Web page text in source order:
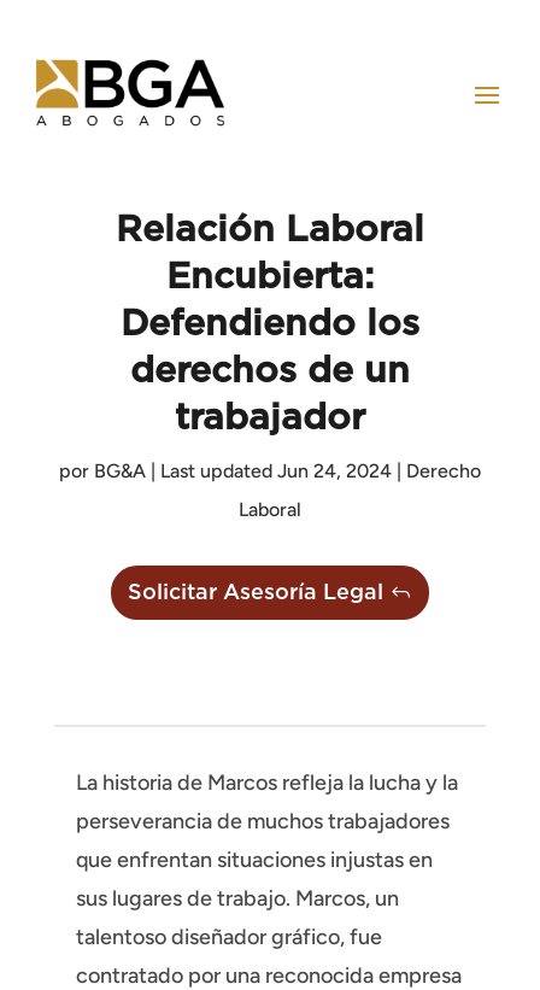
Relación Laboral
Encubierta:
Defendiendo los
derechos de un
trabajador
por BG&A| Last updated Jun 24, 2024| Derecho
Laboral
Solicitar Asesoría Legal
La historia de Marcos refleja la lucha y la
perseverancia de muchos trabajadores
que enfrentan situaciones injustas en
sus lugares de trabajo. Marcos, un
talentoso diseñador gráfico, fue
contratado por una reconocida empresa